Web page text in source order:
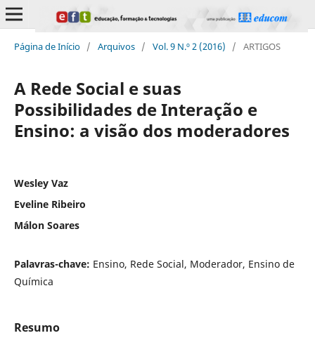
Página de Início / Arquivos / Vol. 9 N.º 2 (2016) / ARTIGOS
A Rede Social e suas
Possibilidades de Interação e
Ensino: a visão dos moderadores
Wesley Vaz
Eveline Ribeiro
Málon Soares
Palavras-chave: Ensino, Rede Social, Moderador, Ensino de
Química
Resumo